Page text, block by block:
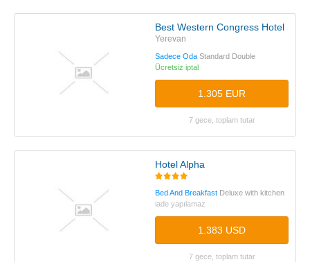
Best Western Congress Hotel
Yerevan
Sadece Oda Standard Double
Ücretsiz iptal
1.305 EUR
7 gece, toplam tutar
Hotel Alpha
Bed And Breakfast Deluxe with kitchen
iade yapılamaz
1.383 USD
7 gece, toplam tutar